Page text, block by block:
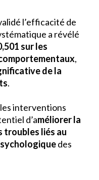
l’efficacité de
a révélé
sur les
,
de la
.
interventions
d’améliorer la
troubles liés au
des